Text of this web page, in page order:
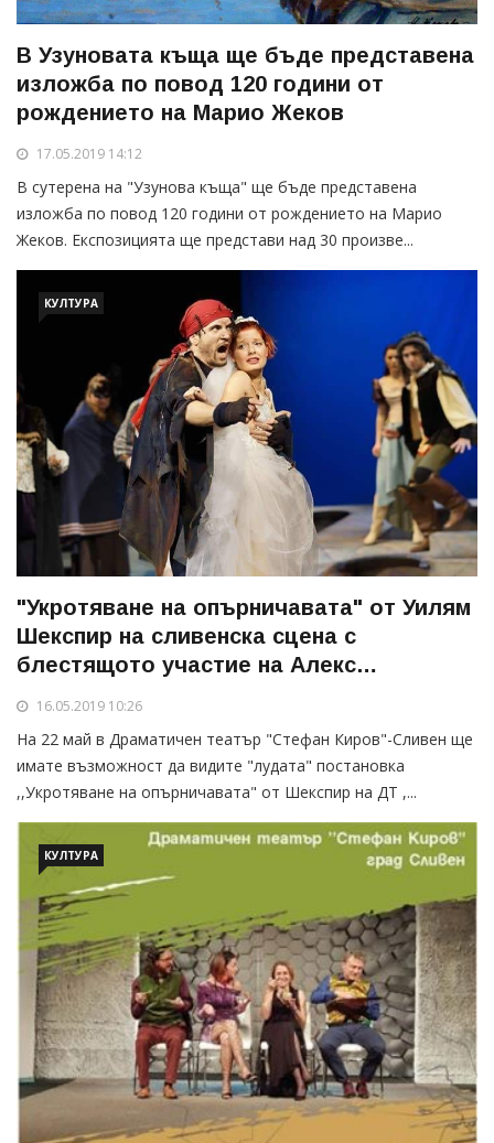
В Узуновата къща ще бъде представена
изложба по повод 120 години от
рождението на Марио Жеков
17.05.2019 14:12
В сутерена на "Узунова къща" ще бъде представена
изложба по повод 120 години от рождението на Марио
Жеков. Експозицията ще представи над 30 произве...
КУЛТУРА
"Укротяване на опърничавата" от Уилям
Шекспир на сливенска сцена с
блестящото участие на Алекс
16.05.2019 10:26
На 22 май в Драматичен театър "Стефан Киров"-Сливен ще
имате възможност да видите "лудата" постановка
,,Укротяване на опърничавата" от Шекспир на ДТ ,...
КУЛТУРА